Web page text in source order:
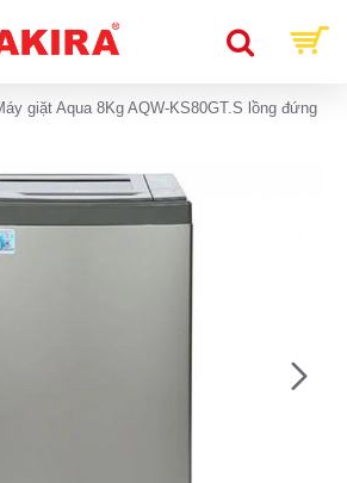
giặt Aqua 8Kg AQW-KS80GT.S lồng đứng